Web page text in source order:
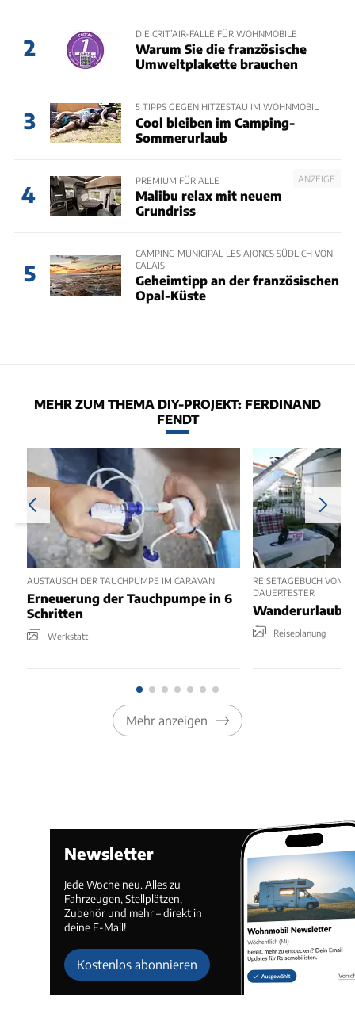
2
DIE CRIT’AIR-FALLE FÜR WOHNMOBILE
Warum Sie die französische
Umweltplakette brauchen
3
5 TIPPS GEGEN HITZESTAU IM WOHNMOBIL
Cool bleiben im Camping-
Sommerurlaub
4
ANZEIGE
PREMIUM FÜR ALLE
Malibu relax mit neuem
Grundriss
5
CAMPING MUNICIPAL LES AJONCS SÜDLICH VON
CALAIS
Geheimtipp an der französischen
Opal-Küste
MEHR ZUM THEMA DIY-PROJEKT: FERDINAND
FENDT
AUSTAUSCH DER TAUCHPUMPE IM CARAVAN
Erneuerung der Tauchpumpe in 6
Schritten
Werkstatt
REISETAGEBUCH VOM
DAUERTESTER
Wanderurlaub
Reiseplanung
Mehr anzeigen
Newsletter
Jede Woche neu. Alles zu
Fahrzeugen, Stellplätzen,
Zubehör und mehr – direkt in
deine E-Mail!
Kostenlos abonnieren